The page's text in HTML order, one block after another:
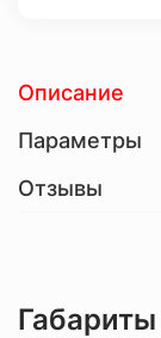
Описание
Параметры
Отзывы
Габариты